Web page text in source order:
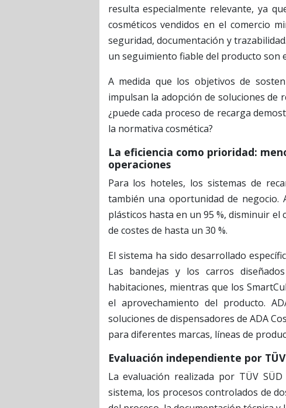
resulta especialmente relevante, ya
cosméticos vendidos en el comercio
seguridad, documentación y
un seguimiento fiable del producto son
A medida que los objetivos de
impulsan la adopción de soluciones
¿puede cada proceso de recarga
la normativa cosmética?
La eficiencia como prioridad:
operaciones
Para los hoteles, los sistemas de
también una oportunidad de negocio.
plásticos hasta en un 95 %, disminuir
de costes de hasta un 30 %.
El sistema ha sido desarrollado
Las bandejas y los carros
habitaciones, mientras que los
el aprovechamiento del producto.
soluciones de dispensadores de ADA
para diferentes marcas, líneas de
Evaluación independiente por TÜV
La evaluación realizada por TÜV
sistema, los procesos controlados de